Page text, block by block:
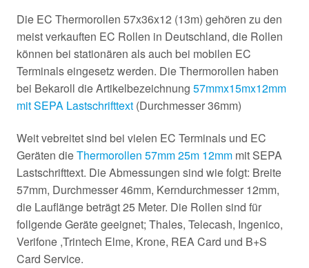
Die EC Thermorollen 57x36x12 (13m) gehören zu den
meist verkauften EC Rollen in Deutschland, die Rollen
können bei stationären als auch bei mobilen EC
Terminals eingesetz werden. Die Thermorollen haben
bei Bekaroll die Artikelbezeichnung 57mmx15mx12mm
mit SEPA Lastschrifttext (Durchmesser 36mm)
Weit vebreitet sind bei vielen EC Terminals und EC
Geräten dieThermorollen 57mm 25m 12mm mit SEPA
Lastschrifttext. Die Abmessungen sind wie folgt: Breite
57mm, Durchmesser 46mm, Kerndurchmesser 12mm,
die Lauflänge beträgt 25 Meter. Die Rollen sind für
follgende Geräte geeignet; Thales, Telecash, Ingenico,
Verifone ,Trintech Elme, Krone, REA Card und B+S
Card Service.